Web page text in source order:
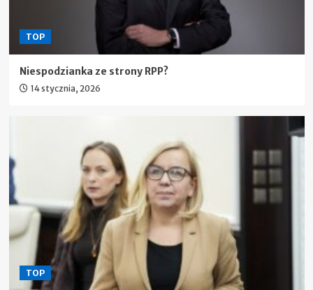
TOP
Niespodzianka ze strony RPP?
14 stycznia, 2026
TOP